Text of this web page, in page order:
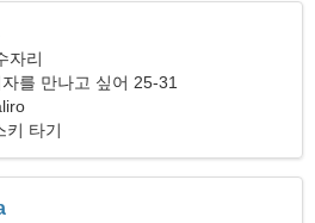
자리
를 만나고 싶어 25-31
키 타기